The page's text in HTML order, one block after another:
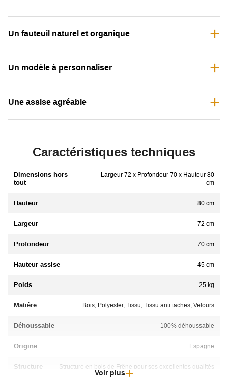
Un fauteuil naturel et organique
Un modèle à personnaliser
Une assise agréable
Caractéristiques techniques
Dimensions hors
tout
Largeur 72 x Profondeur 70 x Hauteur 80
cm
Hauteur 80 cm
Largeur 72 cm
Profondeur 70 cm
Hauteur assise 45 cm
Poids 25 kg
Matière Bois, Polyester, Tissu, Tissu anti taches, Velours
Déhoussable 100% déhoussable
Origine Espagne
Structure
Structure en bois de Frêne pour ses excellentes qualités
de résistance, de durabilité et d'esthétique
Voir plus